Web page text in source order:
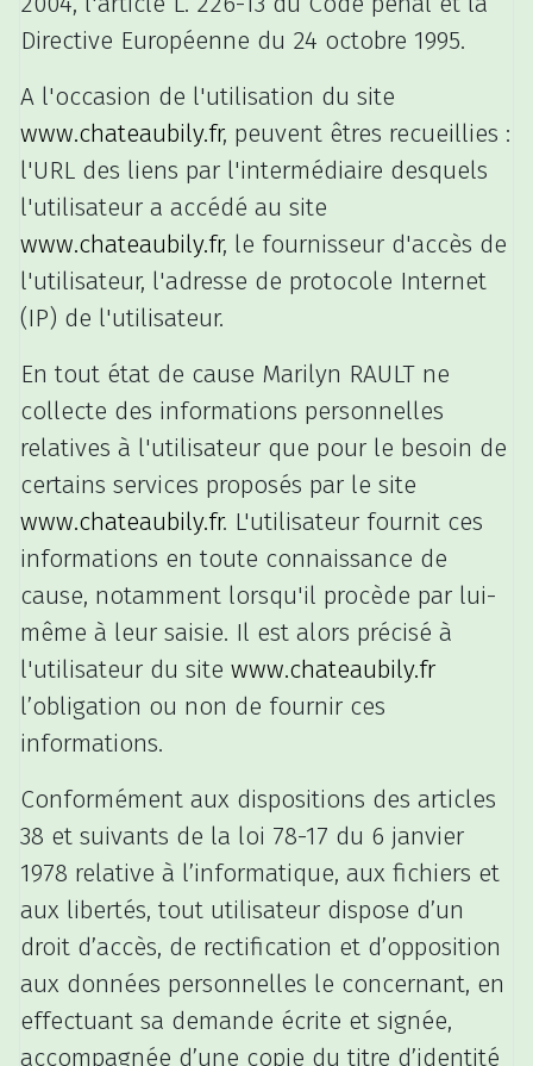
Directive Européenne du 24 octobre 1995.
A l'occasion de l'utilisation du site
www.chateaubily.fr, peuvent êtres recueillies :
l'URL des liens par l'intermédiaire desquels
l'utilisateur a accédé au site
www.chateaubily.fr, le fournisseur d'accès de
l'utilisateur, l'adresse de protocole Internet
(IP) de l'utilisateur.
En tout état de cause Marilyn RAULT ne
collecte des informations personnelles
relatives à l'utilisateur que pour le besoin de
certains services proposés par le site
www.chateaubily.fr. L'utilisateur fournit ces
informations en toute connaissance de
cause, notamment lorsqu'il procède par lui-
même à leur saisie. Il est alors précisé à
l'utilisateur du site www.chateaubily.fr
l’obligation ou non de fournir ces
informations.
Conformément aux dispositions des articles
38 et suivants de la loi 78-17 du 6 janvier
1978 relative à l’informatique, aux fichiers et
aux libertés, tout utilisateur dispose d’un
droit d’accès, de rectification et d’opposition
aux données personnelles le concernant, en
effectuant sa demande écrite et signée,
accompagnée d’une copie du titre d’identité